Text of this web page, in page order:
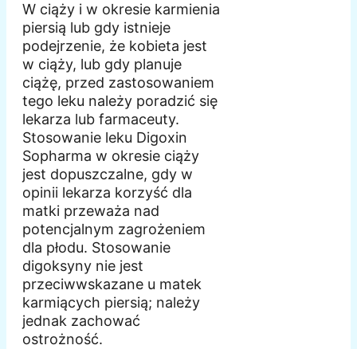
W ciąży i w okresie karmienia
piersią lub gdy istnieje
podejrzenie, że kobieta jest
w ciąży, lub gdy planuje
ciążę, przed zastosowaniem
tego leku należy poradzić się
lekarza lub farmaceuty.
Stosowanie leku Digoxin
Sopharma w okresie ciąży
jest dopuszczalne, gdy w
opinii lekarza korzyść dla
matki przeważa nad
potencjalnym zagrożeniem
dla płodu. Stosowanie
digoksyny nie jest
przeciwwskazane u matek
karmiących piersią; należy
jednak zachować
ostrożność.